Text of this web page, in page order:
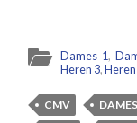
Dames 1,
Heren 3,
CMV